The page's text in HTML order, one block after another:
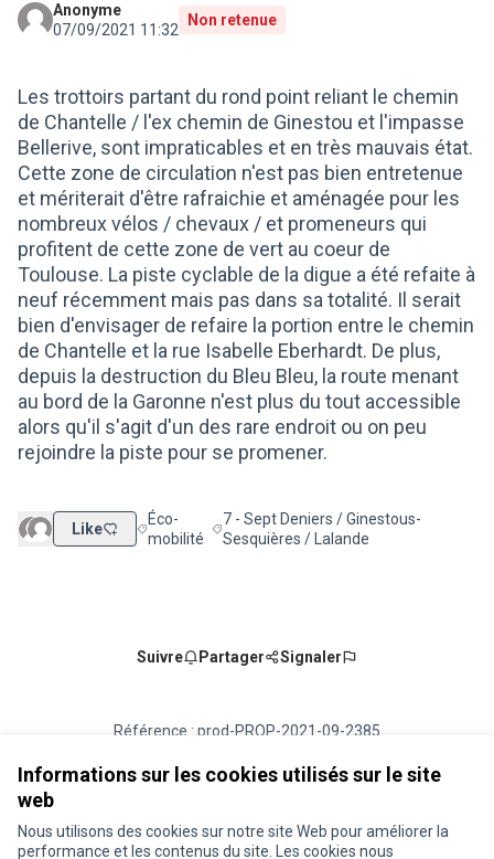
Informations sur les cookies utilisés sur le site
web
Nous utilisons des cookies sur notre site Web pour améliorer la
performance et les contenus du site. Les cookies nous
Anonyme
07/09/2021 11:32
Non retenue
Les trottoirs partant du rond point reliant le chemin
de Chantelle / l'ex chemin de Ginestou et l'impasse
Bellerive, sont impraticables et en très mauvais état.
Cette zone de circulation n'est pas bien entretenue
et mériterait d'être rafraichie et aménagée pour les
nombreux vélos / chevaux / et promeneurs qui
profitent de cette zone de vert au coeur de
Toulouse. La piste cyclable de la digue a été refaite à
neuf récemment mais pas dans sa totalité. Il serait
bien d'envisager de refaire la portion entre le chemin
de Chantelle et la rue Isabelle Eberhardt. De plus,
depuis la destruction du Bleu Bleu, la route menant
au bord de la Garonne n'est plus du tout accessible
alors qu'il s'agit d'un des rare endroit ou on peu
rejoindre la piste pour se promener.
Like Filtrer les résultats de la catégorie : Éco-mobilité
Éco-
mobilité
Filtrer les résultats pour le secteur : 7 -
7 - Sept Deniers / Ginestous-
Sesquières / Lalande
Suivre Partager Signaler
Référence : prod-PROP-2021-09-2385
Vérifiez l'empreinte numérique
Conditions d'utilisation